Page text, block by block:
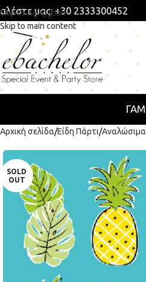
Skip to navigation
Skip to main content
μας: +30 2333300452
Αρχική σελίδα Είδη Πάρτι Αναλώσιμα
SOLD
OUT